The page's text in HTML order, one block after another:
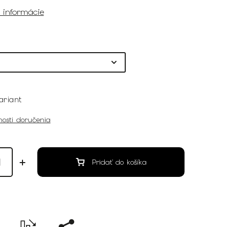
informácie
doručenia
Pridať do košíka